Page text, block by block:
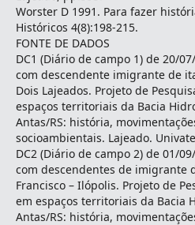
Worster D 1991. Para fazer
Históricos 4(8):198-215.
FONTE DE DADOS
DC1 (Diário de campo 1) de 20/
com descendente imigrante de
Dois Lajeados. Projeto de
espaços territoriais da Bacia
Antas/RS: história,
socioambientais. Lajeado.
DC2 (Diário de campo 2) de 01/
com descendentes de imigrante
Francisco – Ilópolis. Projeto de
em espaços territoriais da Bacia
Antas/RS: história,